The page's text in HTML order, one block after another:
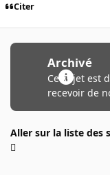
Citer
Archivé
Ce sujet est
recevoir de
Aller sur la liste des